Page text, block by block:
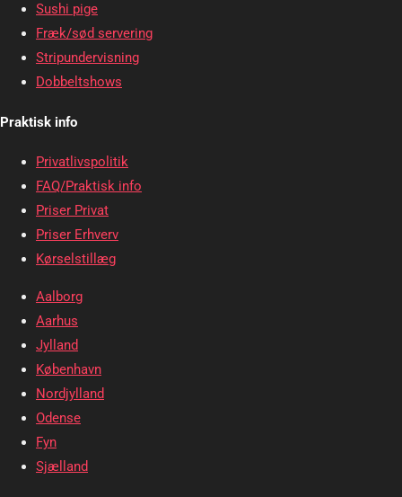
Sushi pige
Fræk/sød servering
Stripundervisning
Dobbeltshows
Praktisk info
Privatlivspolitik
FAQ/Praktisk info
Priser Privat
Priser Erhverv
Kørselstillæg
Aalborg
Aarhus
Jylland
København
Nordjylland
Odense
Fyn
Sjælland